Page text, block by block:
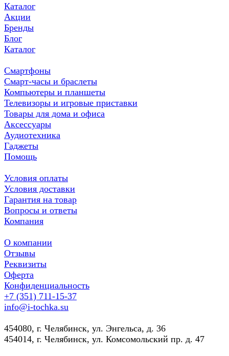
Каталог
Акции
Бренды
Блог
Каталог
Смартфоны
Смарт-часы и браслеты
Компьютеры и планшеты
Телевизоры и игровые приставки
Товары для дома и офиса
Аксессуары
Аудиотехника
Гаджеты
Помощь
Условия оплаты
Условия доставки
Гарантия на товар
Вопросы и ответы
Компания
О компании
Отзывы
Реквизиты
Оферта
Конфиденциальность
+7 (351) 711-15-37
info@i-tochka.su
​454080, г. Челябинск, ул. Энгельса, д. 36
454014, г. Челябинск, ул. Комсомольский пр. д. 47